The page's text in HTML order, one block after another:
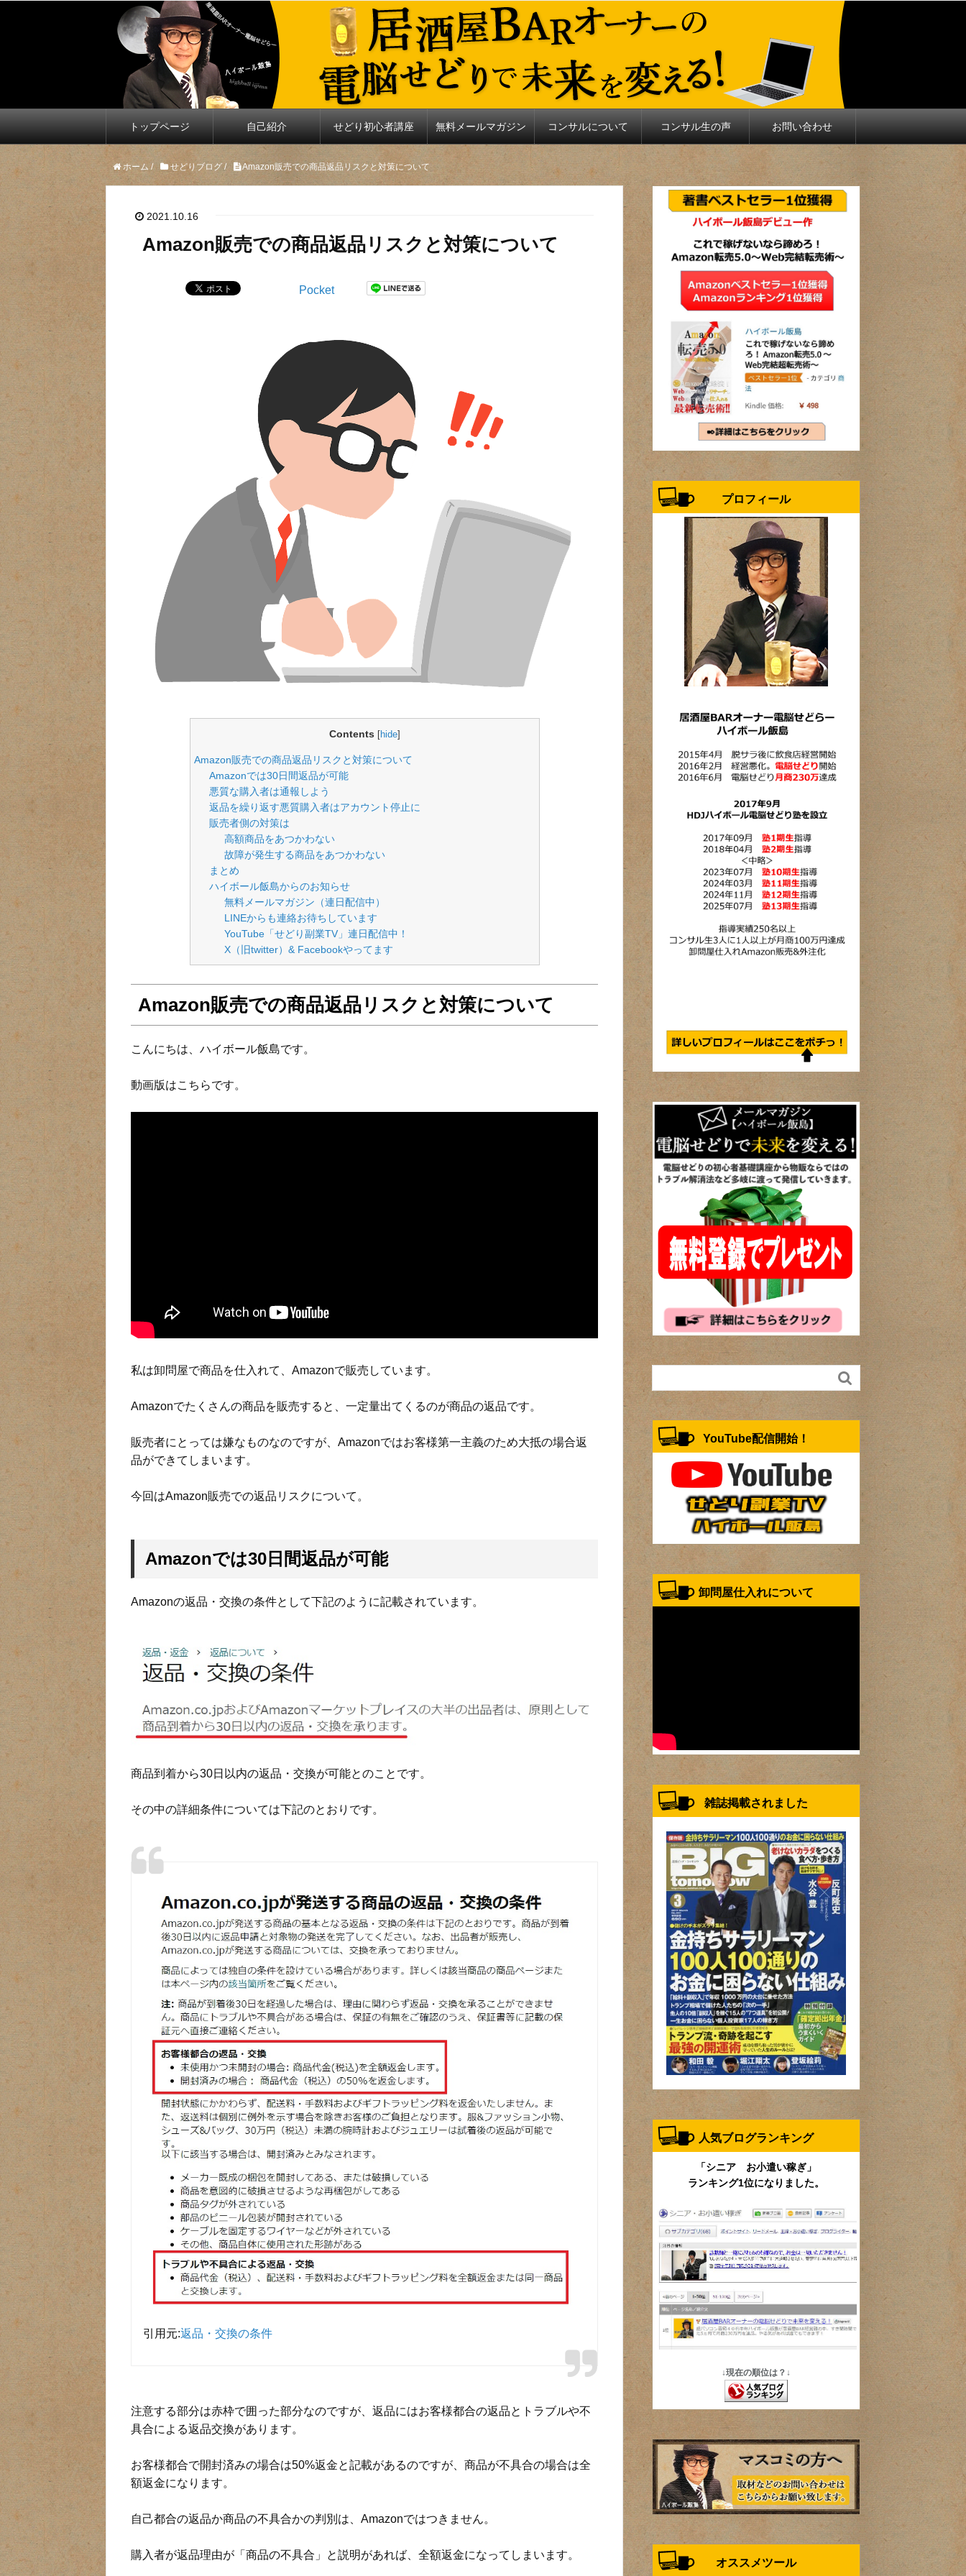
トップページ 自己紹介 せどり初心者講座 無料メールマガジン コンサルについて コンサル生の声 お問い合わせ
ホーム / せどりブログ/ Amazon販売での商品返品リスクと対策について
2021.10.16
Amazon販売での商品返品リスクと対策について
Pocket
Contents hide]
Amazon販売での商品返品リスクと対策について
Amazonでは30日間返品が可能
悪質な購入者は通報しよう
返品を繰り返す悪質購入者はアカウント停止に
販売者側の対策は
高額商品をあつかわない
故障が発生する商品をあつかわない
まとめ
ハイボール飯島からのお知らせ
無料メールマガジン（連日配信中）
LINEからも連絡お待ちしています
YouTube「せどり副業TV」連日配信中！
X（旧twitter）& Facebookやってます
Amazon販売での商品返品リスクと対策について
こんにちは、ハイボール飯島です。
動画版はこちらです。
私は卸問屋で商品を仕入れて、Amazonで販売しています。
Amazonでたくさんの商品を販売すると、一定量出てくるのが商品の返品です。
販売者にとっては嫌なものなのですが、Amazonではお客様第一主義のため大抵の場合返
品ができてしまいます。
今回はAmazon販売での返品リスクについて。
Amazonでは30日間返品が可能
Amazonの返品・交換の条件として下記のように記載されています。
商品到着から30日以内の返品・交換が可能とのことです。
その中の詳細条件については下記のとおりです。
引用元:返品・交換の条件
注意する部分は赤枠で囲った部分なのですが、返品にはお客様都合の返品とトラブルや不
具合による返品交換があります。
お客様都合で開封済みの場合は50%返金と記載があるのですが、商品が不具合の場合は全
額返金になります。
自己都合の返品か商品の不具合かの判別は、Amazonではつきません。
購入者が返品理由が「商品の不具合」と説明があれば、全額返金になってしまいます。
プロフィール

YouTube配信開始！
卸問屋仕入れについて
雑誌掲載されました
人気ブログランキング
「シニア お小遣い稼ぎ」
ランキング1位になりました。
↓現在の順位は？↓
オススメツール